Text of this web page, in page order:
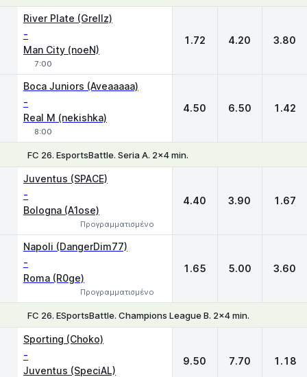
River Plate (Grellz)
-
Man City (noeN)
7:00
1.72 4.20 3.80
Boca Juniors (Aveaaaaa)
-
Real M (nekishka)
8:00
4.50 6.50 1.42
FC 26. EsportsBattle. Seria A. 2x4 min.
Juventus (SPACE)
-
Bologna (A1ose)
Προγραμματισμένο
4.40 3.90 1.67
Napoli (DangerDim77)
-
Roma (R0ge)
Προγραμματισμένο
1.65 5.00 3.60
FC 26. ESportsBattle. Champions League B. 2x4 min.
Sporting (Choko)
-
Juventus (SpeciAL)
9.50 7.70 1.18